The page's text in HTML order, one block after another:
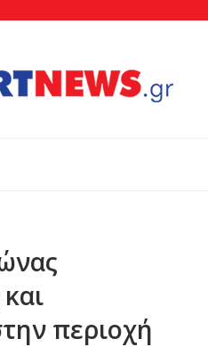
περιοχή